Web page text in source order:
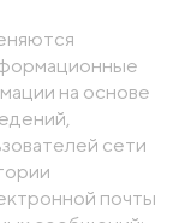
на основе
сети
почты